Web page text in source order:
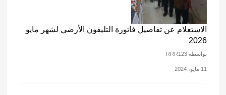
الاستعلام عن تفاصيل فاتورة التليفون الأرضي لشهر مايو
2026
بواسطة RRR123
11 مايو، 2024